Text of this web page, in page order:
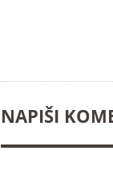
NAPIŠI